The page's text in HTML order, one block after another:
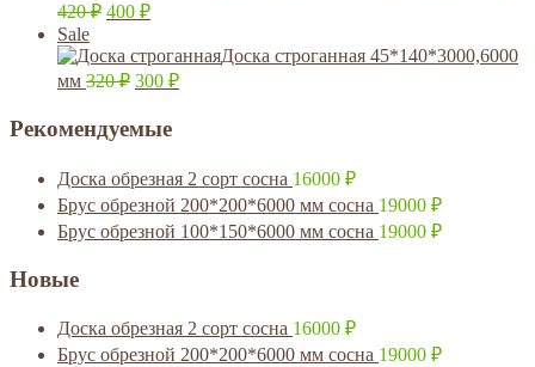
420₽ 400 ₽
Sale
Доска строганная 45*140*3000,6000
мм 320₽ 300 ₽
Рекомендуемые
Доска обрезная 2 сорт сосна 16000 ₽
Брус обрезной 200*200*6000 мм сосна 19000 ₽
Брус обрезной 100*150*6000 мм сосна 19000 ₽
Новые
Доска обрезная 2 сорт сосна 16000 ₽
Брус обрезной 200*200*6000 мм сосна 19000 ₽